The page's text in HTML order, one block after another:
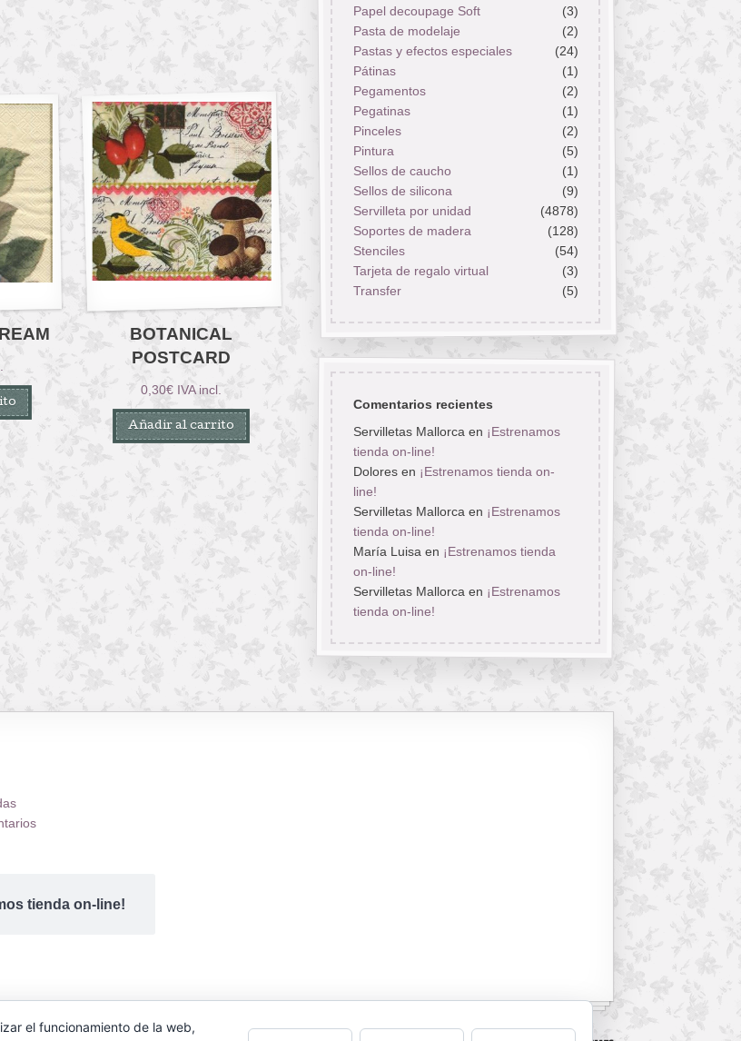
BOTANICAL
POSTCARD
0,30€ IVA incl.
Añadir al carrito
Papel decoupage Soft
(3)
Pasta de modelaje
(2)
Pastas y efectos especiales
(24)
Pátinas
(1)
Pegamentos
(2)
Pegatinas
(1)
Pinceles
(2)
Pintura
(5)
Sellos de caucho
(1)
Sellos de silicona
(9)
Servilleta por unidad
(4878)
Soportes de madera
(128)
Stenciles
(54)
Tarjeta de regalo virtual
(3)
Transfer
(5)
Comentarios recientes
Servilletas Mallorcaen ¡Estrenamos
tienda on-line!
Doloresen ¡Estrenamos tienda on-
line!
Servilletas Mallorcaen ¡Estrenamos
tienda on-line!
María Luisaen ¡Estrenamos tienda
on-line!
Servilletas Mallorcaen ¡Estrenamos
tienda on-line!
tienda on-line!
el funcionamiento de la web,